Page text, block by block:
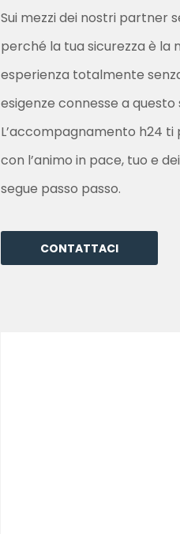
Sui mezzi dei nostri partner
perché la tua sicurezza è la
esperienza totalmente
esigenze connesse a
L’accompagnamento h24
con l’animo in pace, tuo e
segue passo passo.
CONTATTACI